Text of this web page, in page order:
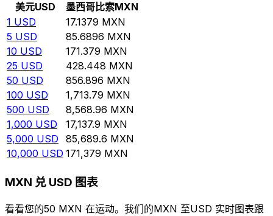
美元USD 墨西哥比索MXN
1 USD 17.1379 MXN
5 USD 85.6896 MXN
10 USD 171.379 MXN
25 USD 428.448 MXN
50 USD 856.896 MXN
100 USD 1,713.79 MXN
500 USD 8,568.96 MXN
1,000 USD 17,137.9 MXN
5,000 USD 85,689.6 MXN
10,000 USD 171,379 MXN
MXN 兑 USD 图表
看看您的50 MXN 在运动。我们的MXN 至USD 实时图表跟